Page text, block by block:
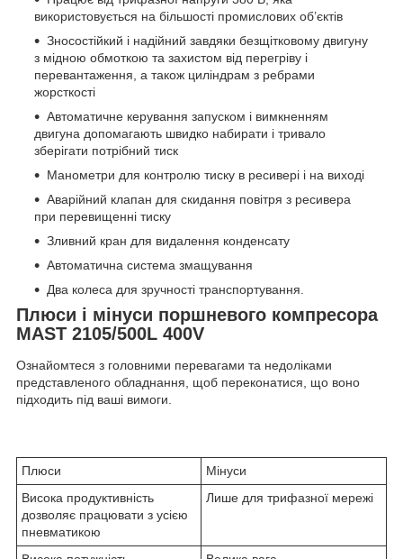
використовується на більшості промислових об’єктів
Зносостійкий і надійний завдяки безщітковому двигуну
з мідною обмоткою та захистом від перегріву і
перевантаження, а також циліндрам з ребрами
жорсткості
Автоматичне керування запуском і вимкненням
двигуна допомагають швидко набирати і тривало
зберігати потрібний тиск
Манометри для контролю тиску в ресивері і на виході
Аварійний клапан для скидання повітря з ресивера
при перевищенні тиску
Зливний кран для видалення конденсату
Автоматична система змащування
Два колеса для зручності транспортування.
Плюси і мінуси поршневого компресора
MAST 2105/500L 400V
Ознайомтеся з головними перевагами та недоліками
представленого обладнання, щоб переконатися, що воно
підходить під ваші вимоги.
Плюси
Мінуси
Висока продуктивність
дозволяє працювати з усією
пневматикою
Лише для трифазної мережі